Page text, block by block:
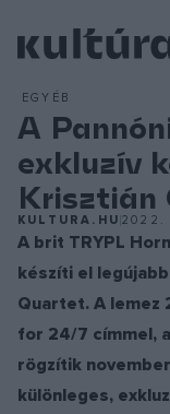
EGYÉB
A
exkluzív
Krisztián
KULTURA.HU 2022.
A brit TRYPL
készíti el
Quartet. A lemez
for 24/7 címmel,
rögzítik
különleges,